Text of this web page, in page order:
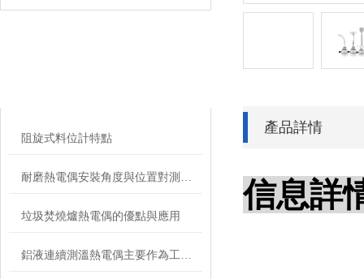
阻旋式料位計特點
垃圾焚燒爐熱電偶的優點與應用
產品詳情
信息詳